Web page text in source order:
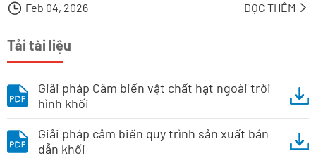
 Feb 04, 2026 ĐỌC THÊM 
Tải tài liệu
Giải pháp Cảm biến vật chất hạt ngoài trời
hình khối
Giải pháp cảm biến quy trình sản xuất bán
dẫn khối